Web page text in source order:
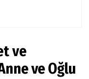
ve
ve Oğlu